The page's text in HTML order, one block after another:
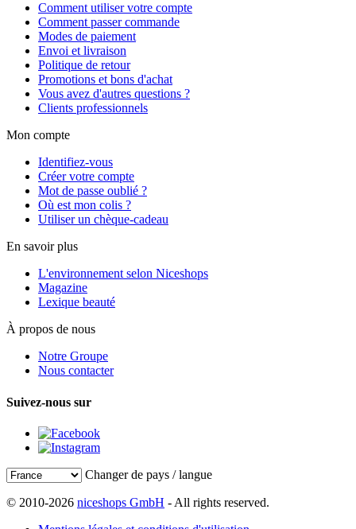
Comment utiliser votre compte
Comment passer commande
Modes de paiement
Envoi et livraison
Politique de retour
Promotions et bons d'achat
Vous avez d'autres questions ?
Clients professionnels
Mon compte
Identifiez-vous
Créer votre compte
Mot de passe oublié ?
Où est mon colis ?
Utiliser un chèque-cadeau
En savoir plus
L'environnement selon Niceshops
Magazine
Lexique beauté
À propos de nous
Notre Groupe
Nous contacter
Suivez-nous sur
Changer de pays / langue
© 2010-2026 niceshops GmbH - All rights reserved.